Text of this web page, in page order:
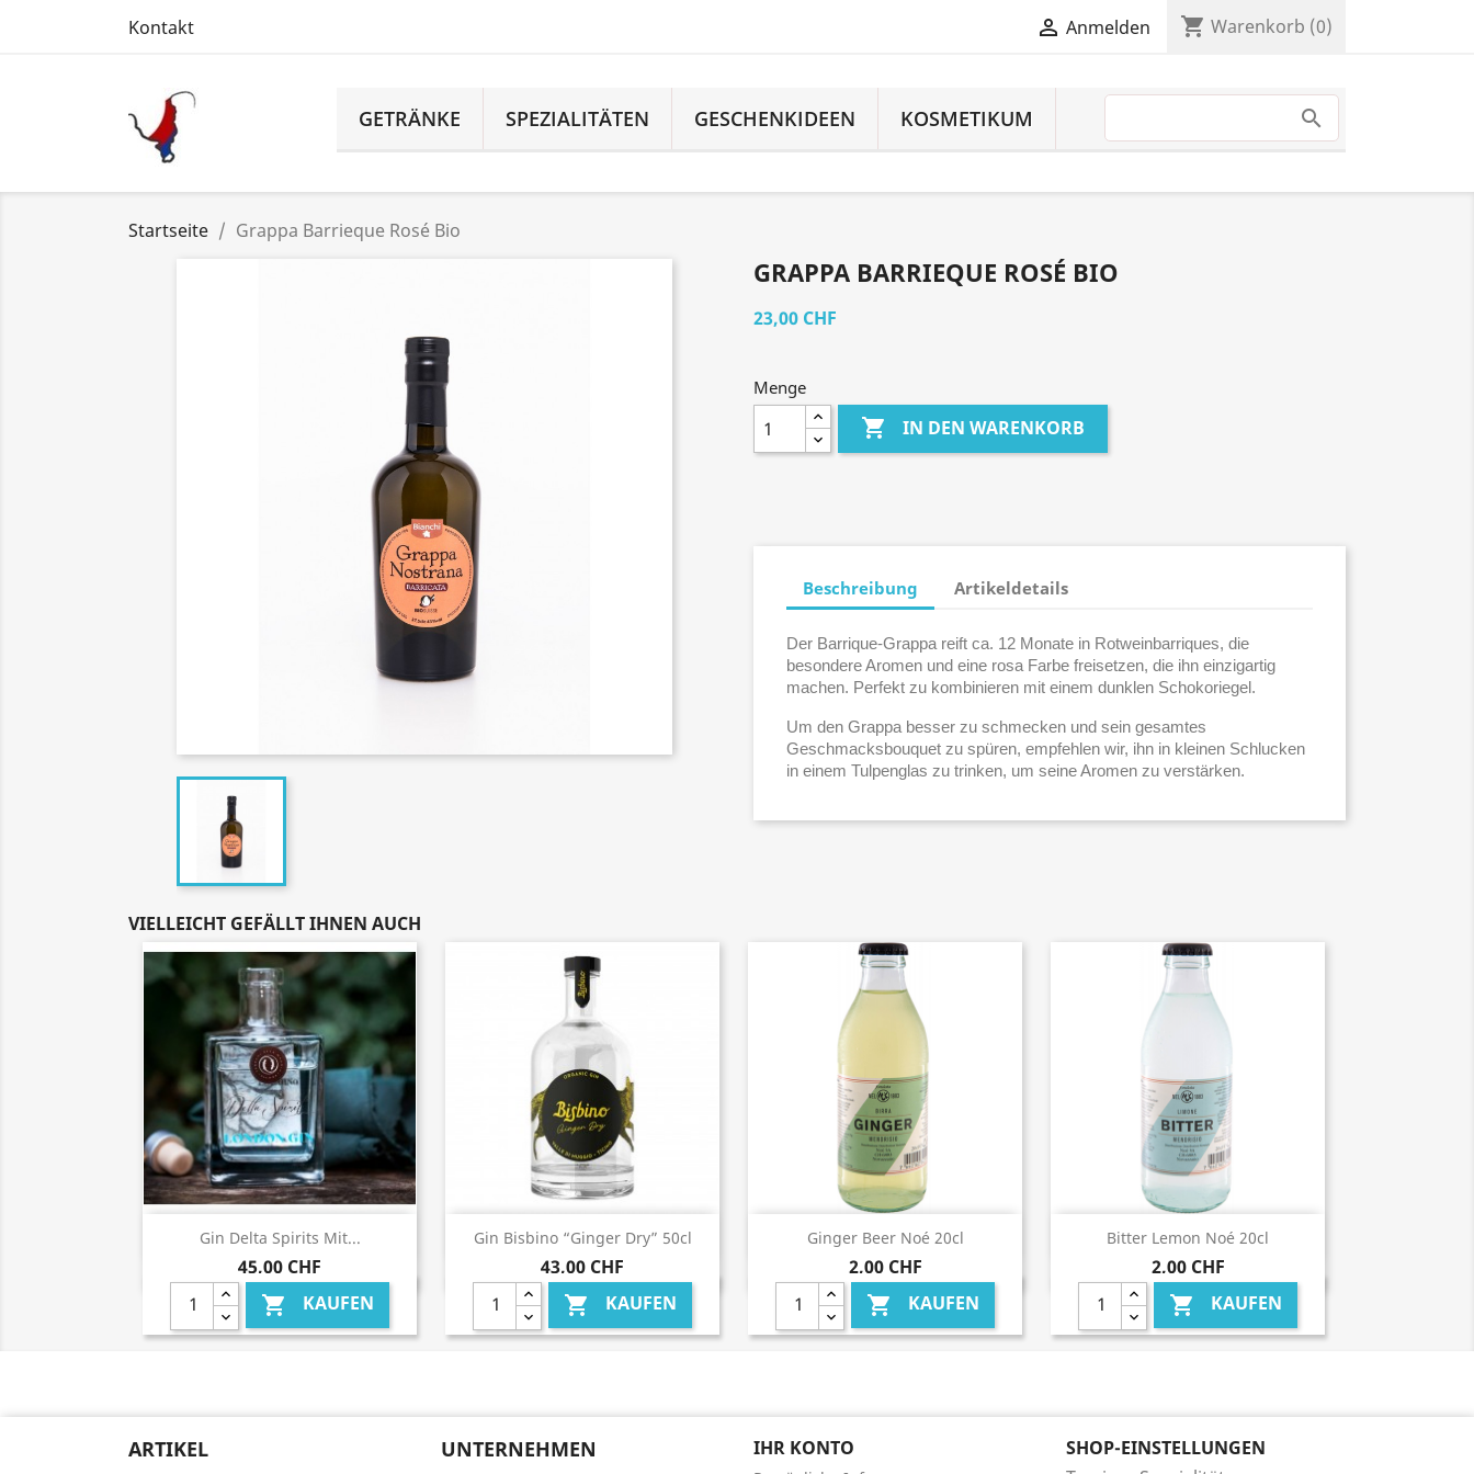
Kontakt  Anmelden shopping_cart Warenkorb (0)
GETRÄNKE SPEZIALITÄTEN GESCHENKIDEEN KOSMETIKUM
Startseite Grappa Barrieque Rosé Bio
GRAPPA BARRIEQUE ROSÉ BIO
23,00 CHF
Menge
 IN DEN WARENKORB
Beschreibung Artikeldetails
Der Barrique-Grappa reift ca. 12 Monate in Rotweinbarriques, die
besondere Aromen und eine rosa Farbe freisetzen, die ihn einzigartig
machen. Perfekt zu kombinieren mit einem dunklen Schokoriegel.
Um den Grappa besser zu schmecken und sein gesamtes
Geschmacksbouquet zu spüren, empfehlen wir, ihn in kleinen Schlucken
in einem Tulpenglas zu trinken, um seine Aromen zu verstärken.
VIELLEICHT GEFÄLLT IHNEN AUCH
Gin Delta Spirits Mit...
45,00 CHF
 KAUFEN
Vorschau Gin Bisbino “Ginger Dry” 50cl
43,00 CHF
 KAUFEN
Vorschau Ginger Beer Noé 20cl
2,00 CHF
 KAUFEN
Vorschau Bitter Lemon Noé 20cl
2,00 CHF
 KAUFEN
Vorschau
ARTIKEL UNTERNEHMEN IHR KONTO
SHOP-EINSTELLUNGEN